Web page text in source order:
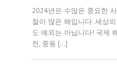
2024년은 수많은 중요한
절이 많은 해입니다. 세상
도 예외는 아닙니다! 국제
전, 중동 […]